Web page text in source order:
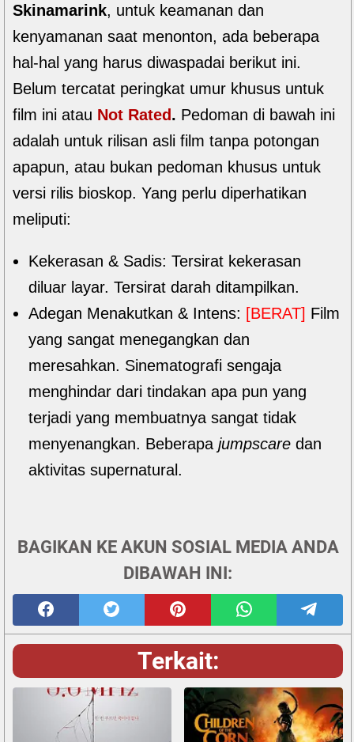
Skinamarink, untuk keamanan dan
kenyamanan saat menonton, ada beberapa
hal-hal yang harus diwaspadai berikut ini.
Belum tercatat peringkat umur khusus untuk
film ini atau Not Rated. Pedoman di bawah ini
adalah untuk rilisan asli film tanpa potongan
apapun, atau bukan pedoman khusus untuk
versi rilis bioskop. Yang perlu diperhatikan
meliputi:
Kekerasan & Sadis: Tersirat kekerasan
diluar layar. Tersirat darah ditampilkan.
Adegan Menakutkan & Intens: [BERAT] Film
yang sangat menegangkan dan
meresahkan. Sinematografi sengaja
menghindar dari tindakan apa pun yang
terjadi yang membuatnya sangat tidak
menyenangkan. Beberapa jumpscare dan
aktivitas supernatural.
BAGIKAN KE AKUN SOSIAL MEDIA ANDA
DIBAWAH INI:
Terkait: